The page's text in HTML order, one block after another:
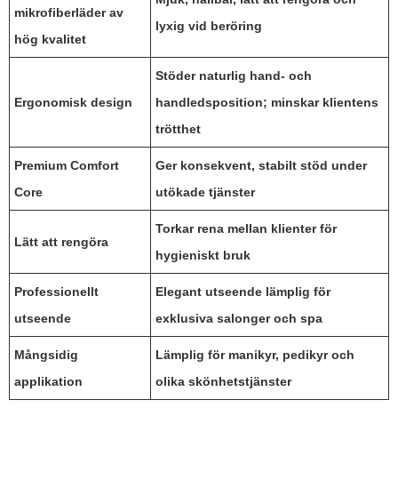
mikrofiberläder av
hög kvalitet
lyxig vid beröring
Ergonomisk design
Stöder naturlig hand- och
handledsposition; minskar klientens
trötthet
Premium Comfort
Core
Ger konsekvent, stabilt stöd under
utökade tjänster
Lätt att rengöra
Torkar rena mellan klienter för
hygieniskt bruk
Professionellt
utseende
Elegant utseende lämplig för
exklusiva salonger och spa
Mångsidig
applikation
Lämplig för manikyr, pedikyr och
olika skönhetstjänster